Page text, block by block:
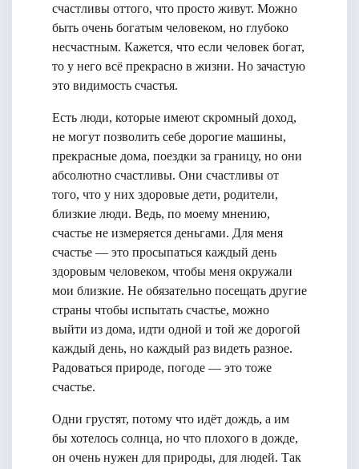
счастливы оттого, что просто живут. Можно
быть очень богатым человеком, но глубоко
несчастным. Кажется, что если человек богат,
то у него всё прекрасно в жизни. Но зачастую
это видимость счастья.
Есть люди, которые имеют скромный доход,
не могут позволить себе дорогие машины,
прекрасные дома, поездки за границу, но они
абсолютно счастливы. Они счастливы от
того, что у них здоровые дети, родители,
близкие люди. Ведь, по моему мнению,
счастье не измеряется деньгами. Для меня
счастье — это просыпаться каждый день
здоровым человеком, чтобы меня окружали
мои близкие. Не обязательно посещать другие
страны чтобы испытать счастье, можно
выйти из дома, идти одной и той же дорогой
каждый день, но каждый раз видеть разное.
Радоваться природе, погоде — это тоже
счастье.
Одни грустят, потому что идёт дождь, а им
бы хотелось солнца, но что плохого в дожде,
он очень нужен для природы, для людей. Так